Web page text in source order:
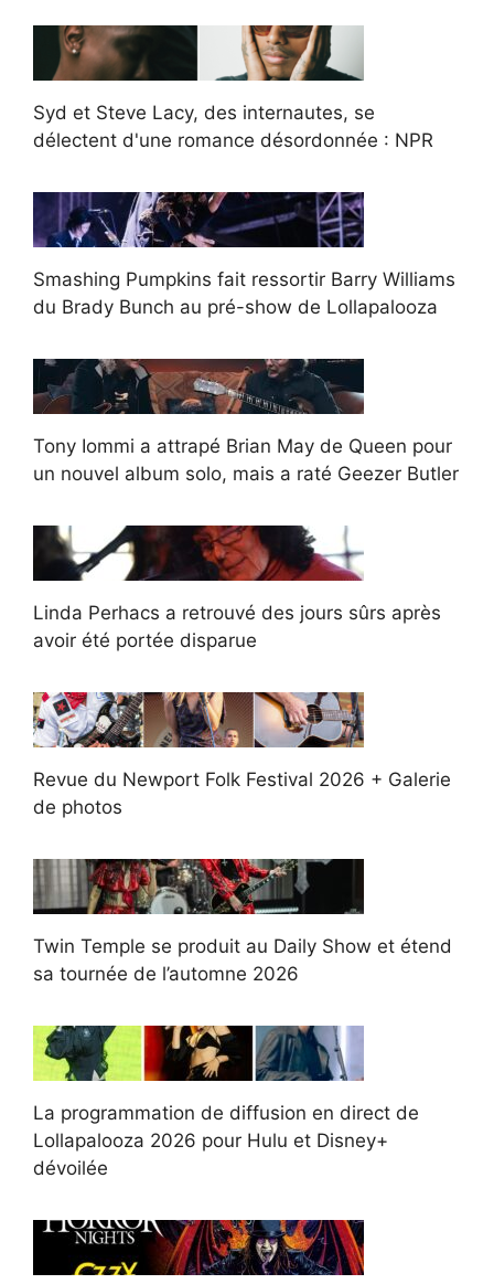
Syd et Steve Lacy, des internautes, se
délectent d'une romance désordonnée : NPR
Smashing Pumpkins fait ressortir Barry Williams
du Brady Bunch au pré-show de Lollapalooza
Tony Iommi a attrapé Brian May de Queen pour
un nouvel album solo, mais a raté Geezer Butler
Linda Perhacs a retrouvé des jours sûrs après
avoir été portée disparue
Revue du Newport Folk Festival 2026 + Galerie
de photos
Twin Temple se produit au Daily Show et étend
sa tournée de l’automne 2026
La programmation de diffusion en direct de
Lollapalooza 2026 pour Hulu et Disney+
dévoilée